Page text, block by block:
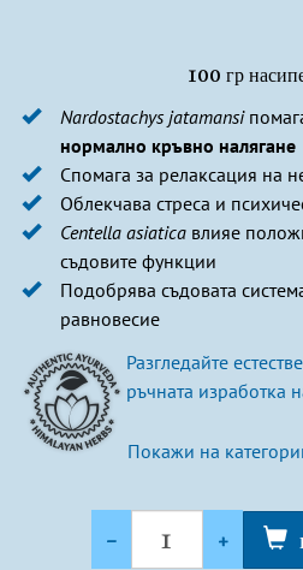
100 гр
Nardostachys jatamansi
нормално кръвно налягане
Спомага за релаксация на
Облекчава стреса и
Centella asiatica влияе
съдовите функции
Подобрява съдовата
равновесие
Разгледайте
ръчната изработка
Покажи на
- +